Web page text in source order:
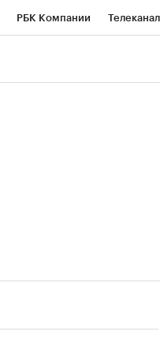
РБК Компании Телеканал